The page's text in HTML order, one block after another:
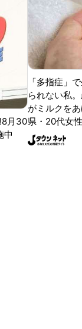
月30
中
「多指症」
られない私
がミルクを
県・20代女